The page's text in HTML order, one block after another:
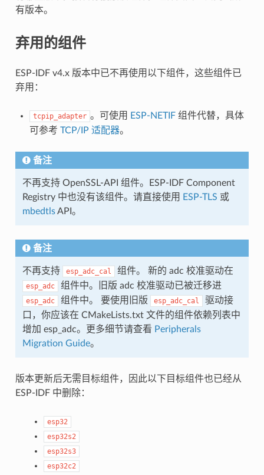
有版本。
弃用的组件
ESP-IDF v4.x 版本中已不再使用以下组件，这些组件已
弃用：
tcpip_adapter 。可使用 ESP-NETIF组件代替，具体
可参考 TCP/IP 适配器。
备注
不再支持 OpenSSL-API 组件。ESP-IDF Component
Registry 中也没有该组件。请直接使用
ESP-TLS 或
mbedtlsAPI。
备注
不再支持 esp_adc_cal 组件。 新的 adc 校准驱动在
esp_adc 组件中。旧版 adc 校准驱动已被迁移进
esp_adc 组件中。 要使用旧版 esp_adc_cal
驱动接
口，你应该在 CMakeLists.txt 文件的组件依赖列表中
增加 esp_adc。更多细节请查看 Peripherals
Migration Guide。
版本更新后无需目标组件，因此以下目标组件也已经从
ESP-IDF 中删除：
esp32
esp32s2
esp32s3
esp32c2